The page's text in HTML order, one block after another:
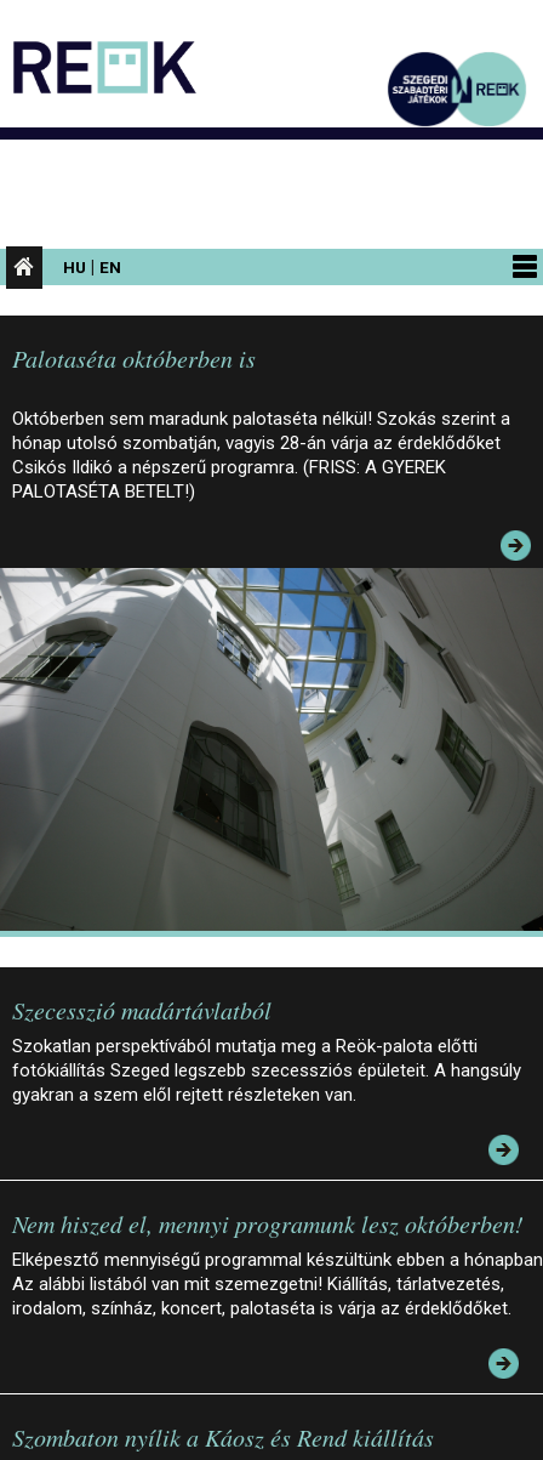
HU | EN
PROGRAMOK
KIÁLLÍTÁSOK
AZ ÉPÜLET
INFORMÁCIÓK
ELÉRHETŐSÉG
PALOTASÉTÁK ÉS VEZETÉSEK
KÖZÉRDEKŰ ADATOK
Palotaséta októberben is
Októberben sem maradunk palotaséta nélkül! Szokás szerint a
hónap utolsó szombatján, vagyis 28-án várja az érdeklődőket
Csikós Ildikó a népszerű programra. (FRISS: A GYEREK
PALOTASÉTA BETELT!)
Szecesszió madártávlatból
Szokatlan perspektívából mutatja meg a Reök-palota előtti
fotókiállítás Szeged legszebb szecessziós épületeit. A hangsúly
gyakran a szem elől rejtett részleteken van.
Nem hiszed el, mennyi programunk lesz októberben!
Elképesztő mennyiségű programmal készültünk ebben a
Az alábbi listából van mit szemezgetni! Kiállítás, tárlatvezetés,
irodalom, színház, koncert, palotaséta is várja az érdeklődőket.
Szombaton nyílik a Káosz és Rend kiállítás